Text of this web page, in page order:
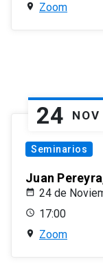
Zoom
24 NOV
Seminarios
Juan
24 de
17:00
Zoom